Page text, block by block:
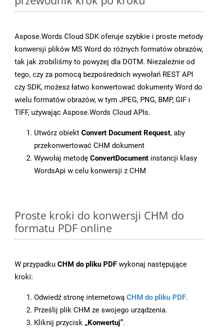
Aspose.Words Cloud SDK oferuje szybkie i proste metody
konwersji plików MS Word do różnych formatów obrazów,
tak jak zrobiliśmy to powyżej dla DOTM. Niezależnie od
tego, czy za pomocą bezpośrednich wywołań REST API
czy SDK, możesz łatwo konwertować dokumenty Word do
wielu formatów obrazów, w tym JPEG, PNG, BMP, GIF i
TIFF, używając Aspose.Words Cloud APIs.
Utwórz obiekt Convert Document Request, aby
przekonwertować CHM dokument
Wywołaj metodę ConvertDocument instancji klasy
WordsApi w celu konwersji z CHM
Proste kroki do konwersji CHM do
formatu PDF online
W przypadku CHM do pliku PDF wykonaj następujące
kroki:
Odwiedź stronę internetową CHM do pliku PDF.
Prześlij plik CHM ze swojego urządzenia.
Kliknij przycisk „Konwertuj”.